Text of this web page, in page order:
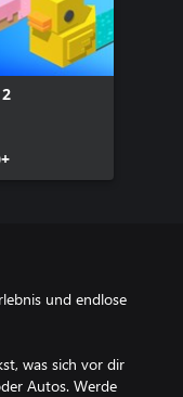
und endlose
was sich vor dir
Autos. Werde